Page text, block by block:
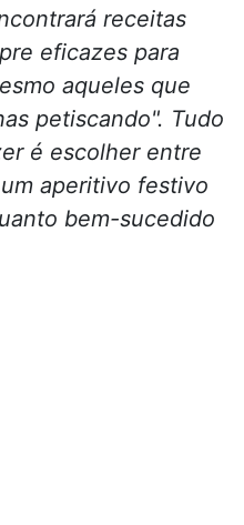
receitas
eficazes para
aqueles que
petiscando". Tudo
é escolher entre
aperitivo festivo
bem-sucedido